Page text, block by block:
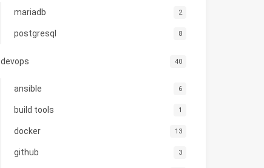
mariadb 2
postgresql 8
devops 40
ansible 6
build tools 1
docker 13
github 3